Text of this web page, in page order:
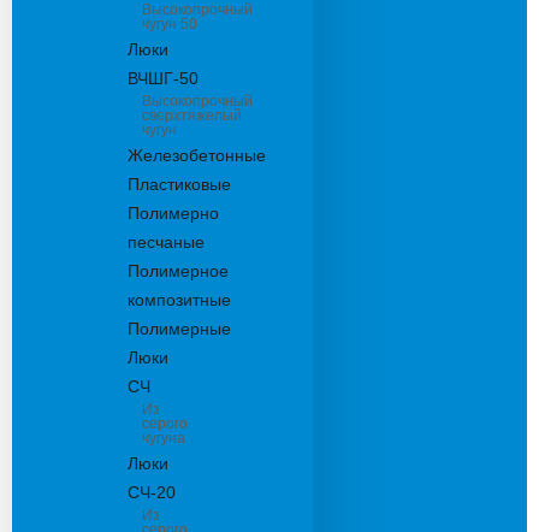
Высокопрочный
чугун 50
Люки
ВЧШГ-50
Высокопрочный
сверхтяжелый
чугун
Железобетонные
Пластиковые
Полимерно
песчаные
Полимерное
композитные
Полимерные
Люки
СЧ
Из
серого
чугуна
Люки
СЧ-20
Из